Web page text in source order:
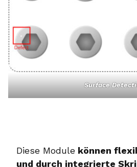
Surface
Diese Module können
und durch integrierte